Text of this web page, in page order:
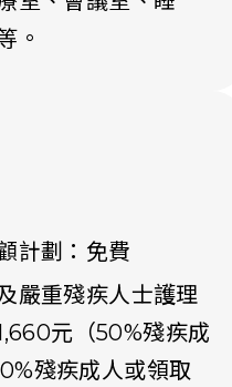
。
計劃：免費
嚴重殘疾人士護理
元（50%殘疾成
殘疾成人或領取